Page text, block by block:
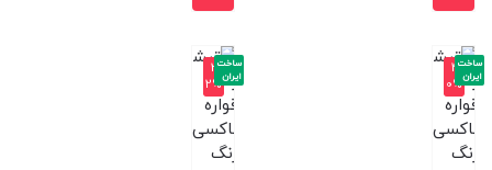
-4
0%
ساخت
ایران
-3
2%
ساخت
ایران